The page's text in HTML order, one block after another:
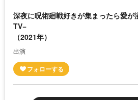
深夜に呪術廻戦好きが集まったら愛が
TV−
（2021年）
出演